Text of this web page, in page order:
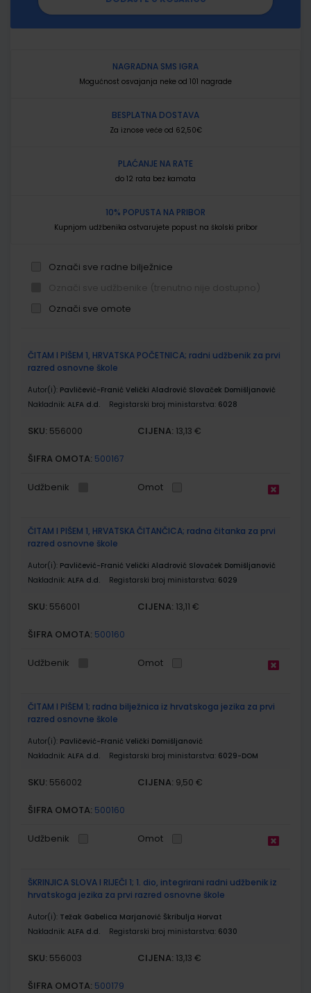
NAGRADNA SMS IGRA
Mogućnost osvajanja neke od 101 nagrade
BESPLATNA DOSTAVA
Za iznose veće od 62,50€
PLAĆANJE NA RATE
do 12 rata bez kamata
10% POPUSTA NA PRIBOR
Kupnjom udžbenika ostvarujete popust na školski pribor
Označi sve radne bilježnice
Označi sve omote
proizvodi
ČITAM I PIŠEM 1, HRVATSKA POČETNICA; radni udžbenik za prvi
razred osnovne škole
Autor(i): Pavličević-Franić Velički Aladrović Slovaček Domišljanović
Nakladnik: ALFA d.d. Registarski broj ministarstva: 6028
SKU: 556000 CIJENA: 13,13 €
ŠIFRA OMOTA: 500167
Udžbenik Omot
ČITAM I PIŠEM 1, HRVATSKA ČITANČICA; radna čitanka za prvi
razred osnovne škole
Autor(i): Pavličević-Franić Velički Aladrović Slovaček Domišljanović
Nakladnik: ALFA d.d. Registarski broj ministarstva: 6029
SKU: 556001 CIJENA: 13,11 €
ŠIFRA OMOTA: 500160
Udžbenik Omot
ČITAM I PIŠEM 1; radna bilježnica iz hrvatskoga jezika za prvi
razred osnovne škole
Autor(i): Pavličević-Franić Velički Domišljanović
Nakladnik: ALFA d.d. Registarski broj ministarstva: 6029-DOM
SKU: 556002 CIJENA: 9,50 €
ŠIFRA OMOTA: 500160
Udžbenik Omot
ŠKRINJICA SLOVA I RIJEČI 1; 1. dio, integrirani radni udžbenik iz
hrvatskoga jezika za prvi razred osnovne škole
Autor(i): Težak Gabelica Marjanović Škribulja Horvat
Nakladnik: ALFA d.d. Registarski broj ministarstva: 6030
SKU: 556003 CIJENA: 13,13 €
ŠIFRA OMOTA: 500179